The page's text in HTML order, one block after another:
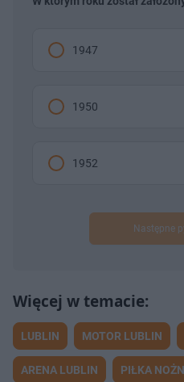
1947
1950
1952
Następne
LUBLIN MOTOR LUBLIN
ARENA LUBLIN PIŁKA